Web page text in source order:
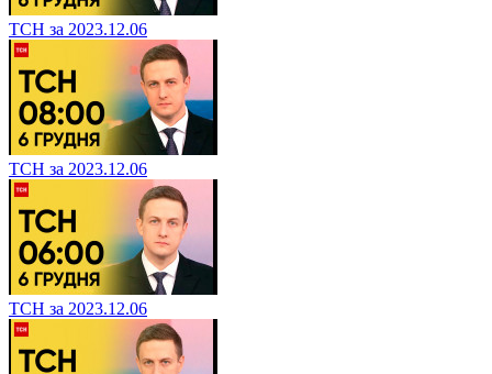
ТСН за 2023.12.06
ТСН за 2023.12.06
ТСН за 2023.12.06